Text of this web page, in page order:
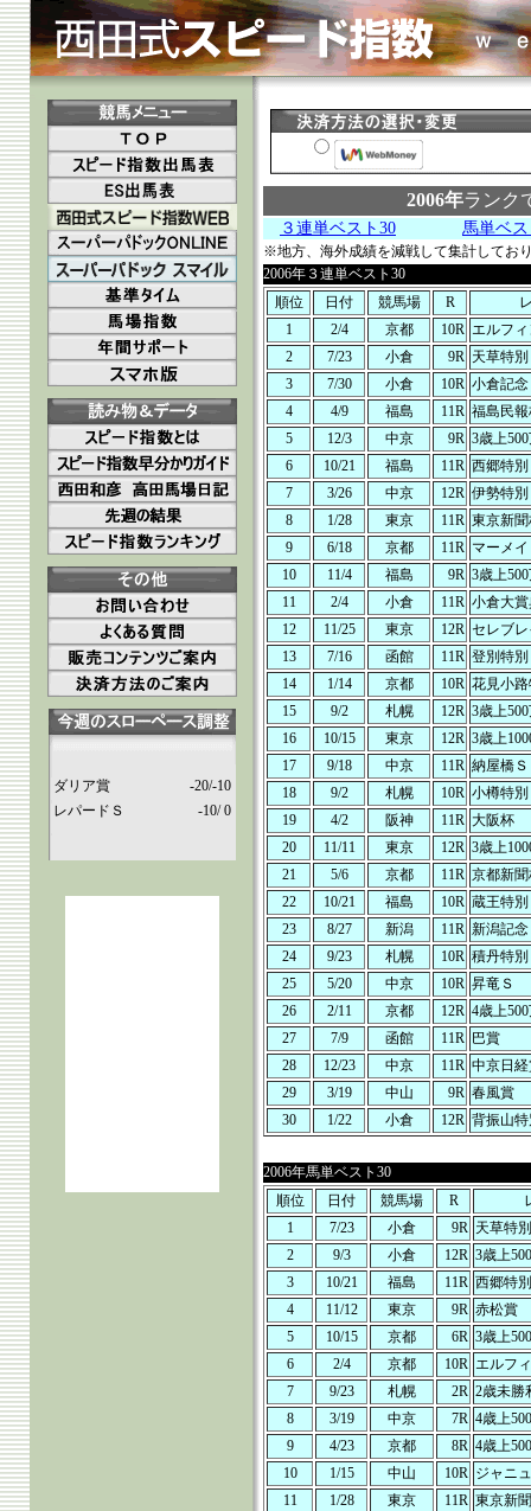
ダリア賞
-20/-10
レパードＳ
-10/ 0
2006年ランク
３連単ベスト30 馬単ベス
※地方、海外成績を減戦して集計してお
2006年３連単ベスト30
順位
日付 競馬場 R
1
2/4 京都 10R エルフ
2
7/23 小倉 9R 天草特別
3
7/30 小倉 10R 小倉記念
4
4/9 福島 11R 福島民
5
12/3 中京 9R 3歳上
6
10/21 福島 11R 西郷特別
7
3/26 中京 12R 伊勢特別
8
1/28 東京 11R 東京新
9
6/18 京都 11R マーメ
10
11/4 福島 9R 3歳上
11
2/4 小倉 11R 小倉大
12
11/25 東京 12R セレブ
13
7/16 函館 11R 登別特別
14
1/14 京都 10R 花見小
15
9/2 札幌 12R 3歳上
16
10/15 東京 12R 3歳上
17
9/18 中京 11R 納屋橋Ｓ
18
9/2 札幌 10R 小樽特別
19
4/2 阪神 11R 大阪杯
20
11/11 東京 12R 3歳上
21
5/6 京都 11R 京都新
22
10/21 福島 10R 蔵王特別
23
8/27 新潟 11R 新潟記念
24
9/23 札幌 10R 積丹特別
25
5/20 中京 10R 昇竜Ｓ
26
2/11 京都 12R 4歳上
27
7/9 函館 11R 巴賞
28
12/23 中京 11R 中京日
29
3/19 中山 9R 春風賞
30
1/22 小倉 12R 背振山
2006年馬単ベスト30
順位
日付 競馬場 R
1
7/23 小倉 9R 天草特別
2
9/3 小倉 12R 3歳上
3
10/21 福島 11R 西郷特別
4
11/12 東京 9R 赤松賞
5
10/15 京都 6R 3歳上
6
2/4 京都 10R エルフ
7
9/23 札幌 2R 2歳未勝
8
3/19 中京 7R 4歳上
9
4/23 京都 8R 4歳上
10
1/15 中山 10R ジャニ
11
1/28 東京 11R 東京新